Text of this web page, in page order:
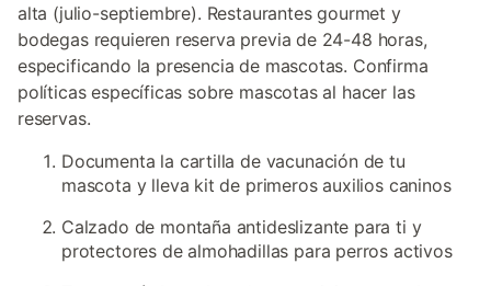
alta (julio-septiembre). Restaurantes gourmet y
bodegas requieren reserva previa de 24-48 horas,
especificando la presencia de mascotas. Confirma
políticas específicas sobre mascotas al hacer las
reservas.
Documenta la cartilla de vacunación de tu
mascota y lleva kit de primeros auxilios caninos
Calzado de montaña antideslizante para ti y
protectores de almohadillas para perros activos